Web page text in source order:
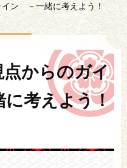
イン －一緒に考えよう！
点からのガイ
考えよう！